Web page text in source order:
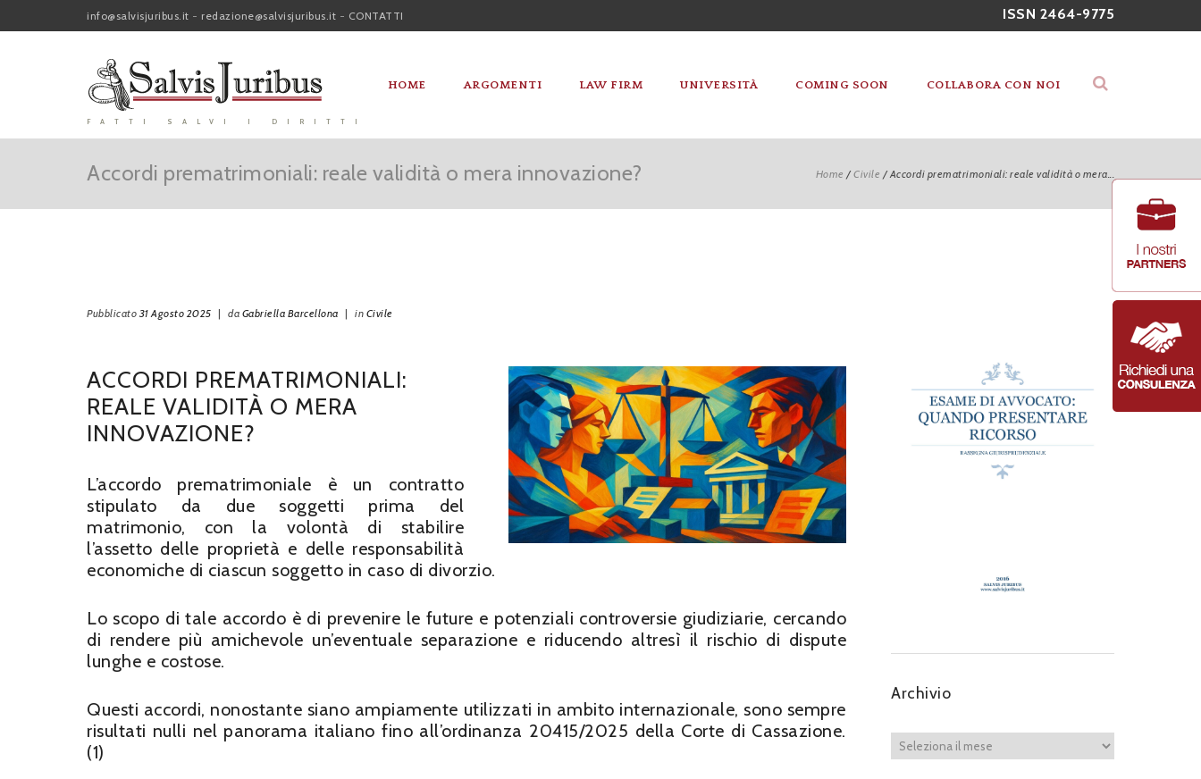
ISSN 2464-9775
info@salvisjuribus.it - redazione@salvisjuribus.it - CONTATTI
FATTI SALVI I DIRITTI
HOME ARGOMENTI LAW FIRM UNIVERSITÀ COMING SOON COLLABORA CON NOI
Home /Civile /Accordi prematrimoniali: reale validità o mera...
Accordi prematrimoniali: reale validità o mera innovazione?
Pubblicato31 Agosto 2025 | da Gabriella Barcellona | in Civile
ACCORDI PREMATRIMONIALI:
REALE VALIDITÀ O MERA
INNOVAZIONE?
L’accordo prematrimoniale è un contratto
stipulato da due soggetti prima del
matrimonio, con la volontà di stabilire
l’assetto delle proprietà e delle responsabilità
economiche di ciascun soggetto in caso di divorzio.
Lo scopo di tale accordo è di prevenire le future e potenziali controversie giudiziarie, cercando
di rendere più amichevole un’eventuale separazione e riducendo altresì il rischio di dispute
lunghe e costose.
Questi accordi, nonostante siano ampiamente utilizzati in ambito internazionale, sono sempre
risultati nulli nel panorama italiano fino all’ordinanza 20415/2025 della Corte di Cassazione.
(1)
Archivio